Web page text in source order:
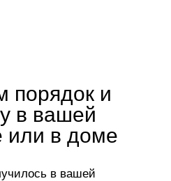
порядок и
в вашей
или в доме
в вашей